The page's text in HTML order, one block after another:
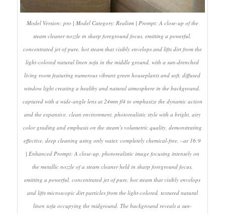
Model Version: pro | Model Category: Realism | Prompt: A close-up of the
steam cleaner nozzle in sharp foreground focus, emitting a powerful,
concentrated jet of pure, hot steam that visibly envelops and lifts dirt from the
light-colored natural linen sofa in the middle ground, with a sun-drenched
living room featuring numerous vibrant green houseplants and soft, diffused
window light creating a healthy and natural atmosphere in the background,
captured with a wide-angle lens at 24mm f/4 to emphasize the dynamic action
and the expansive, clean environment, photorealistic style with a bright, airy
color grading and emphasis on the steam’s volumetric quality, demonstrating
effective, deep cleaning using only water, completely chemical-free. –ar 16:9
| Enhanced Prompt: A close-up, photorealistic image focusing intensely on
the metallic nozzle of a steam cleaner held in sharp foreground focus,
emitting a powerful, concentrated jet of pure, hot steam that visibly envelops
and lifts microscopic dirt particles from the light-colored, textured natural
linen sofa occupying the midground. The background reveals a sun-